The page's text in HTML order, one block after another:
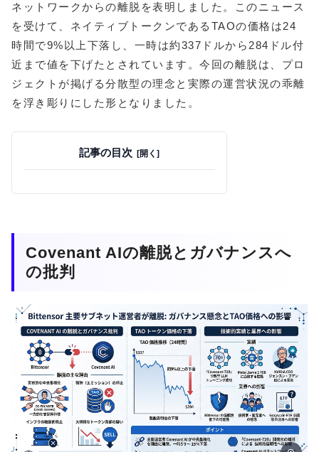
ネットワークからの離脱を表明しました。このニュース
を受けて、ネイティブトークンであるTAOの価格は24
時間で9%以上下落し、一時は約337ドルから284ドル付
近まで値を下げたとされています。今回の離脱は、プロ
ジェクトが掲げる分散型の理念と実際の運営状況の乖離
を浮き彫りにした形となりました。
記事の目次
Covenant AIの離脱とガバナンスへ
の批判